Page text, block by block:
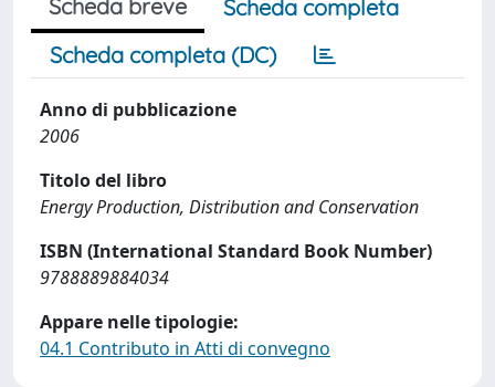
Scheda breve
Scheda completa
Scheda completa (DC)
Anno di pubblicazione
2006
Titolo del libro
Energy Production, Distribution and Conservation
ISBN (International Standard Book Number)
9788889884034
Appare nelle tipologie:
04.1 Contributo in Atti di convegno